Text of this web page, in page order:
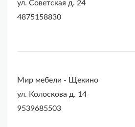
ул. Советская д. 24
4875158830
Мир мебели - Щекино
ул. Колоскова д. 14
9539685503